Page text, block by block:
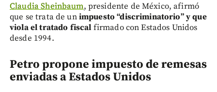
Claudia Sheinbaum, presidente de México, afirmó
que se trata de unimpuesto “discriminatorio” y que
viola el tratado fiscal firmado con Estados Unidos
desde 1994.
Petro propone impuesto de remesas
enviadas a Estados Unidos